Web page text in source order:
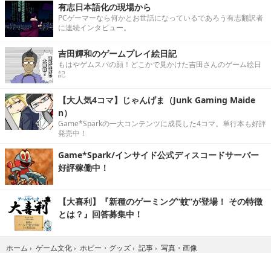
有志日本語化の現場から
PCゲーマーなら何かとお世話になっているであろう有志翻訳者
に連続インタビュー。
吉田輝和のゲームプレイ絵日記
もはやゲムスパの顔！どこかで見かけた吉田さんのゲーム絵日
記
【大人気4コマ】じゃんげま（Junk Gaming Maide
n）
Game*Sparkの一大コンテンツに成長した4コマ。単行本も好評
発売中！
Game*Spark/インサイド公式ディスコードサーバー
好評稼働中！
【大喜利】『新種のゲーミング“蚊”が登場！ その特徴
とは？』回答募集中！
ホーム › ゲーム文化 › ホビー・グッズ › 記事 › 写真・画像